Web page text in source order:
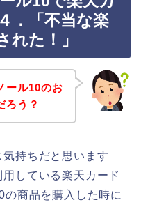
．「不当な楽
れた！」
ール10のお
ろう？
持ちだと思います
している楽天カード
商品を購入した時に